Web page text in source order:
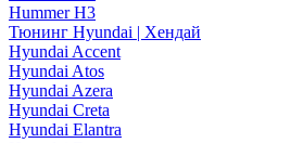
Hummer H3
Тюнинг Hyundai | Хендай
Hyundai Accent
Hyundai Atos
Hyundai Azera
Hyundai Creta
Hyundai Elantra